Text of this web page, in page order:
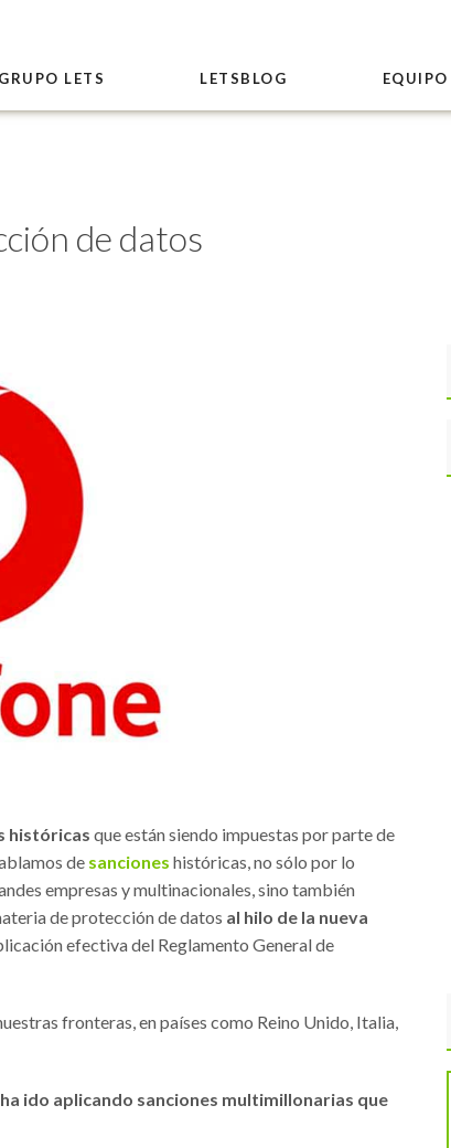
GRUPO LETS LETSBLOG EQUIPO
de datos
históricas que están siendo impuestas por parte de
de sanciones históricas, no sólo por lo
empresas y multinacionales, sino también
de protección de datos al hilo de la nueva
efectiva del Reglamento General de
fronteras, en países como Reino Unido, Italia,
ido aplicando sanciones multimillonarias que